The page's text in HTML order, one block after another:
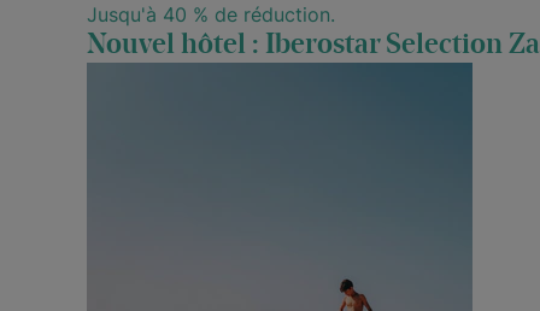
Jusqu'à 40 % de réduction.
Nouvel hôtel : Iberostar Selection